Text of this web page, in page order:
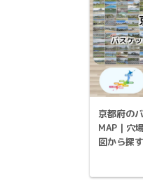
京都府の
MAP | 穴
図から探